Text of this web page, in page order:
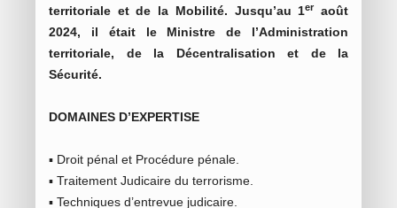
territoriale et de la Mobilité. Jusqu’au 1er
août
2024, il était le Ministre de l’Administration
territoriale, de la Décentralisation et de la
Sécurité.
DOMAINES D’EXPERTISE
▪ Droit pénal et Procédure pénale.
▪ Traitement Judicaire du terrorisme.
▪ Techniques d’entrevue judicaire.